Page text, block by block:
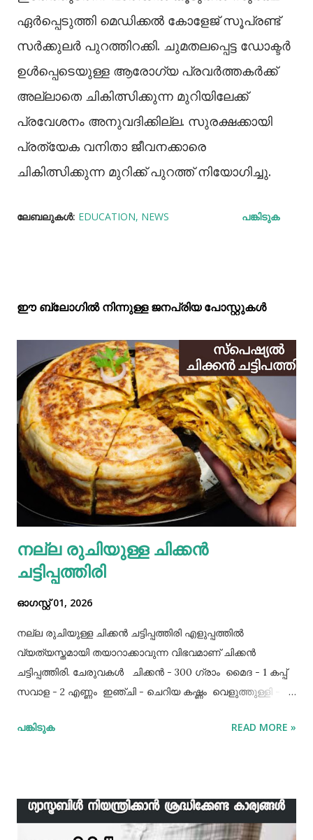
ഏർപ്പെടുത്തി മെഡിക്കൽ കോളേജ് സൂപ്രണ്ട്
സർക്കുലർ പുറത്തിറക്കി. ചുമതലപ്പെട്ട ഡോക്ടർ
ഉൾപ്പെടെയുള്ള ആരോഗ്യ പ്രവർത്തകർക്ക്
അല്ലാതെ ചികിത്സിക്കുന്ന മുറിയിലേക്ക്
പ്രവേശനം അനുവദിക്കില്ല. സുരക്ഷക്കായി
പ്രത്യേക വനിതാ ജീവനക്കാരെ
ചികിത്സിക്കുന്ന മുറിക്ക് പുറത്ത് നിയോഗിച്ചു.
ലേബലുകള്‍: EDUCATION NEWS പങ്കിടുക
ഈ ബ്ലോഗിൽ നിന്നുള്ള ജനപ്രിയ പോസ്റ്റുകള്‍‌
നല്ല രുചിയുള്ള ചിക്കൻ
ചട്ടിപ്പത്തിരി
ഓഗസ്റ്റ് 01, 2026
നല്ല രുചിയുള്ള ചിക്കൻ ചട്ടിപ്പത്തിരി എളുപ്പത്തിൽ
വ്യത്യസ്തമായി തയാറാക്കാവുന്ന വിഭവമാണ് ചിക്കൻ
ചട്ടിപ്പത്തിരി. ചേരുവകൾ ചിക്കൻ - 300 ഗ്രാം മൈദ - 1 കപ്പ്‌
സവാള - 2 എണ്ണം ഇഞ്ചി - ചെറിയ കഷ്ണം വെളുത്തുള്ളി - 5
വിധം ചിക്കൻ കുറച്ച് ഉപ്പും കുരുമുളകുപൊടിയും
ഇഞ്ചി വെളുത്തുള്ളി, സവാള എന്നിവ ചേർത്ത് വഴറ്റാം.
ഇതിൽ പൊടികളെല്ലാം ചേർത്ത് ചൂടാക്കിയശേഷം വേവിച്ച്
പങ്കിടുക READ MORE »